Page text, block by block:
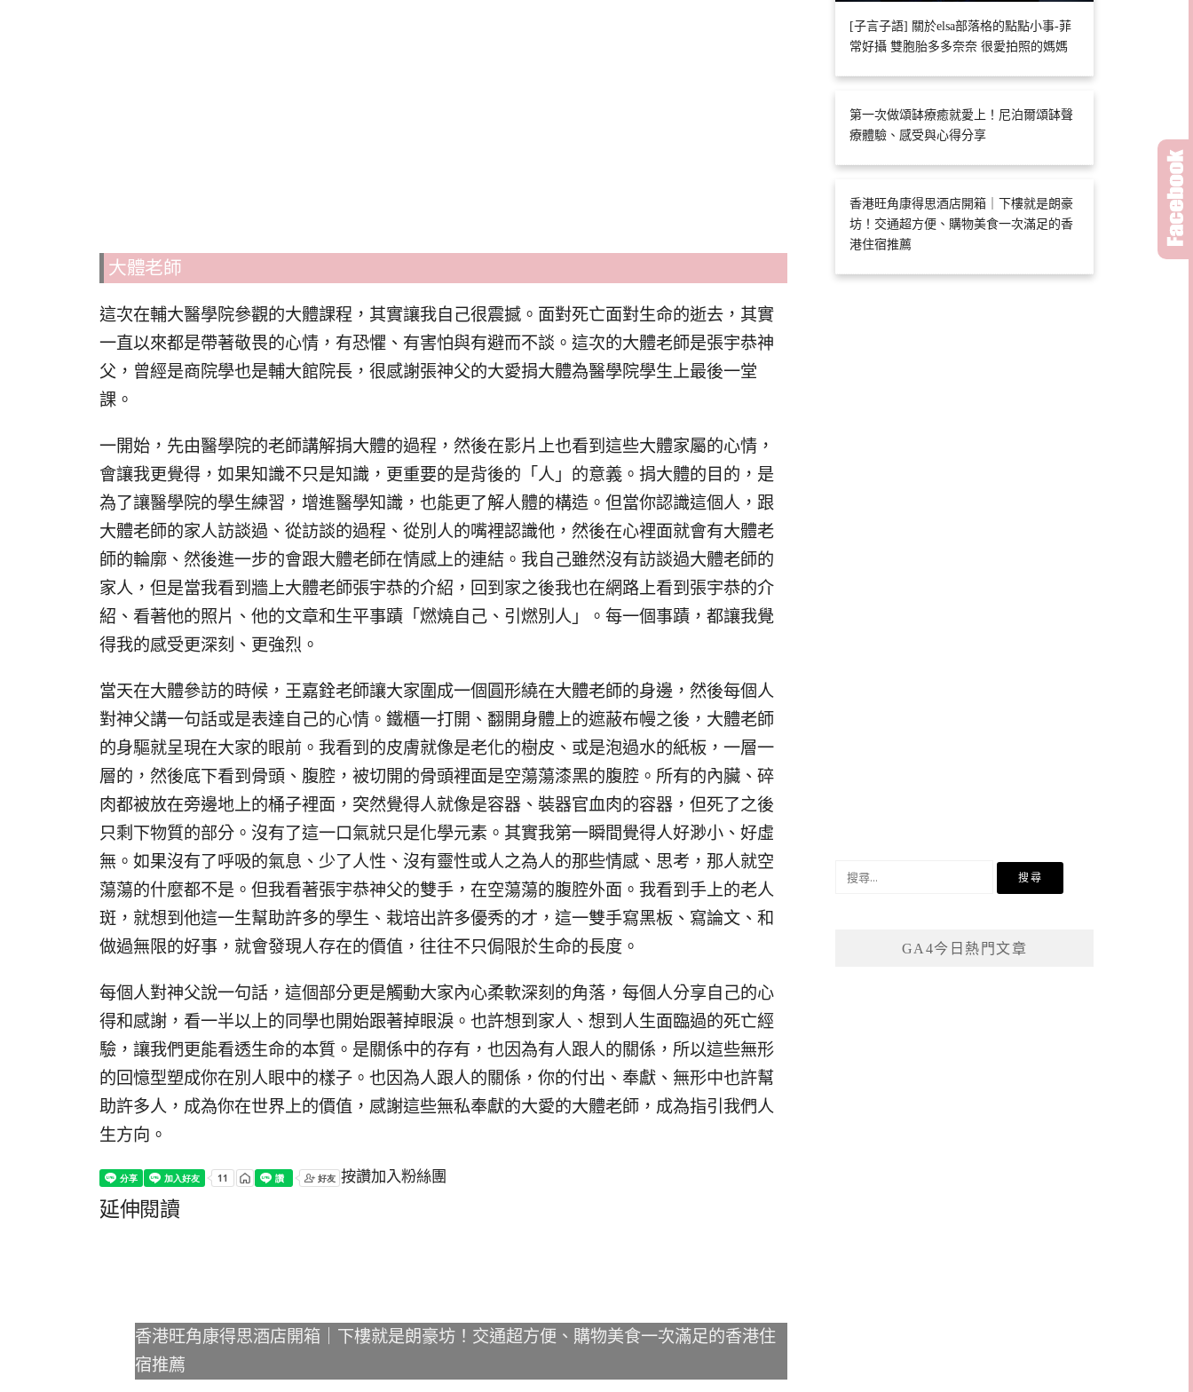
大體老師
這次在輔大醫學院參觀的大體課程，其實讓我自己很震撼。面對死亡面對生命的逝去，其實
一直以來都是帶著敬畏的心情，有恐懼、有害怕與有避而不談。這次的大體老師是張宇恭神
父，曾經是商院學也是輔大館院長，很感謝張神父的大愛捐大體為醫學院學生上最後一堂
課。
一開始，先由醫學院的老師講解捐大體的過程，然後在影片上也看到這些大體家屬的心情，
會讓我更覺得，如果知識不只是知識，更重要的是背後的「人」的意義。捐大體的目的，是
為了讓醫學院的學生練習，增進醫學知識，也能更了解人體的構造。但當你認識這個人，跟
大體老師的家人訪談過、從訪談的過程、從別人的嘴裡認識他，然後在心裡面就會有大體老
師的輪廓、然後進一步的會跟大體老師在情感上的連結。我自己雖然沒有訪談過大體老師的
家人，但是當我看到牆上大體老師張宇恭的介紹，回到家之後我也在網路上看到張宇恭的介
紹、看著他的照片、他的文章和生平事蹟「燃燒自己、引燃別人」。每一個事蹟，都讓我覺
得我的感受更深刻、更強烈。
當天在大體參訪的時候，王嘉銓老師讓大家圍成一個圓形繞在大體老師的身邊，然後每個人
對神父講一句話或是表達自己的心情。鐵櫃一打開、翻開身體上的遮蔽布幔之後，大體老師
的身驅就呈現在大家的眼前。我看到的皮膚就像是老化的樹皮、或是泡過水的紙板，一層一
層的，然後底下看到骨頭、腹腔，被切開的骨頭裡面是空蕩蕩漆黑的腹腔。所有的內臟、碎
肉都被放在旁邊地上的桶子裡面，突然覺得人就像是容器、裝器官血肉的容器，但死了之後
只剩下物質的部分。沒有了這一口氣就只是化學元素。其實我第一瞬間覺得人好渺小、好虛
無。如果沒有了呼吸的氣息、少了人性、沒有靈性或人之為人的那些情感、思考，那人就空
蕩蕩的什麼都不是。但我看著張宇恭神父的雙手，在空蕩蕩的腹腔外面。我看到手上的老人
斑，就想到他這一生幫助許多的學生、栽培出許多優秀的才，這一雙手寫黑板、寫論文、和
做過無限的好事，就會發現人存在的價值，往往不只侷限於生命的長度。
每個人對神父說一句話，這個部分更是觸動大家內心柔軟深刻的角落，每個人分享自己的心
得和感謝，看一半以上的同學也開始跟著掉眼淚。也許想到家人、想到人生面臨過的死亡經
驗，讓我們更能看透生命的本質。是關係中的存有，也因為有人跟人的關係，所以這些無形
的回憶型塑成你在別人眼中的樣子。也因為人跟人的關係，你的付出、奉獻、無形中也許幫
助許多人，成為你在世界上的價值，感謝這些無私奉獻的大愛的大體老師，成為指引我們人
生方向。
按讚加入粉絲團
延伸閱讀
香港旺角康得思酒店開箱｜下樓就是朗豪坊！交通超方便、購物美食一次滿足的香港住
宿推薦
[子言子語] 關於elsa部落格的點點小事-菲
常好攝 雙胞胎多多奈奈 很愛拍照的媽媽
第一次做頌缽療癒就愛上！尼泊爾頌缽聲
療體驗、感受與心得分享
香港旺角康得思酒店開箱｜下樓就是朗豪
坊！交通超方便、購物美食一次滿足的香
港住宿推薦
GA4今日熱門文章